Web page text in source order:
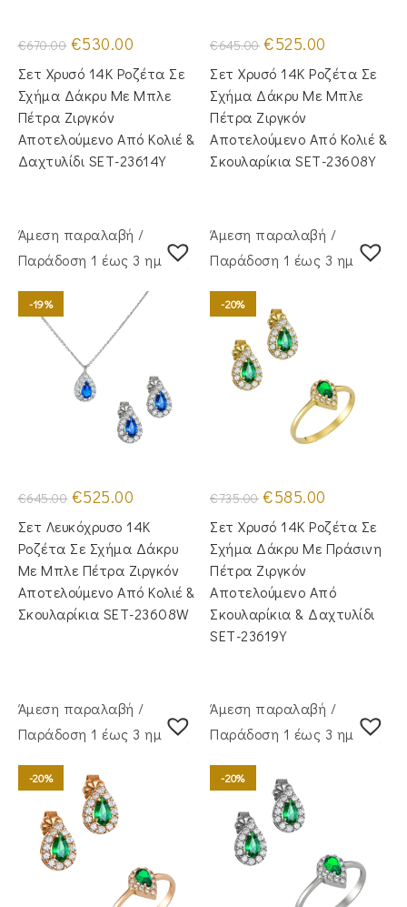
€670.00 Original
price
was:
€670.00.
€530.00
τιμή
είναι:
€530.00.
Σετ Χρυσό 14Κ Ροζέτα Σε
Σχήμα Δάκρυ Με Μπλε
Πέτρα Ζιργκόν
Αποτελούμενο Από Κολιέ &
Δαχτυλίδι SET-23614Y
€645.00 Original
price
was:
€645.00.
€525.00
τιμή
είναι:
€525.00.
Σετ Χρυσό 14Κ Ροζέτα Σε
Σχήμα Δάκρυ Με Μπλε
Πέτρα Ζιργκόν
Αποτελούμενο Από Κολιέ &
Σκουλαρίκια SET-23608Y
Άμεση παραλαβή /
Παράδoση 1 έως 3 ημέρες
-19%
€645.00 Original
price
was:
€645.00.
€525.00
τιμή
είναι:
€525.00.
Σετ Λευκόχρυσο 14Κ
Ροζέτα Σε Σχήμα Δάκρυ
Με Μπλε Πέτρα Ζιργκόν
Αποτελούμενο Από Κολιέ &
Σκουλαρίκια SET-23608W
Άμεση παραλαβή /
Παράδoση 1 έως 3 ημέρες
-20%
€735.00 Original
price
was:
€735.00.
€585.00
τιμή
είναι:
€585.00.
Σετ Χρυσό 14Κ Ροζέτα Σε
Σχήμα Δάκρυ Με Πράσινη
Πέτρα Ζιργκόν
Αποτελούμενο Από
Σκουλαρίκια & Δαχτυλίδι
SET-23619Y
Άμεση παραλαβή /
Παράδoση 1 έως 3 ημέρες
-20%
Άμεση παραλαβή /
Παράδoση 1 έως 3 ημέρες
-20%